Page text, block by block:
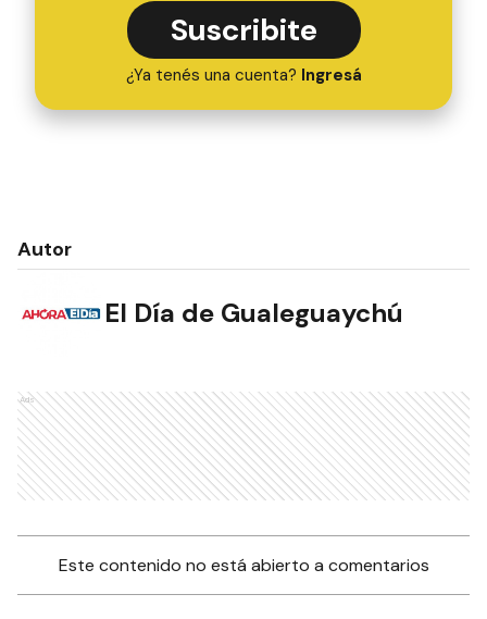
Suscribite
¿Ya tenés una cuenta? Ingresá
Autor
El Día de Gualeguaychú
Ads
Este contenido no está abierto a comentarios